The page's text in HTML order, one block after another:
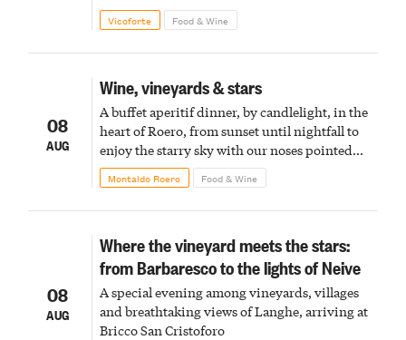
Vicoforte Food & Wine
08
AUG
Wine, vineyards & stars
A buffet aperitif dinner, by candlelight, in the
heart of Roero, from sunset until nightfall to
enjoy the starry sky with our noses pointed
upward
Montaldo Roero Food & Wine
08
AUG
Where the vineyard meets the stars:
from Barbaresco to the lights of Neive
A special evening among vineyards, villages
and breathtaking views of Langhe, arriving at
Bricco San Cristoforo